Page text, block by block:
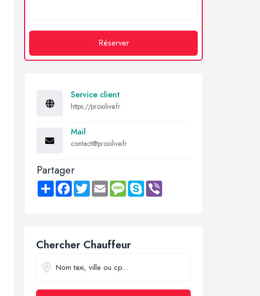
Réserver
Service client
https://proxilive.fr
Mail
contact@proxilive.fr
Partager
Share FacebookTwitter Email MessageSkype
Chercher Chauffeur